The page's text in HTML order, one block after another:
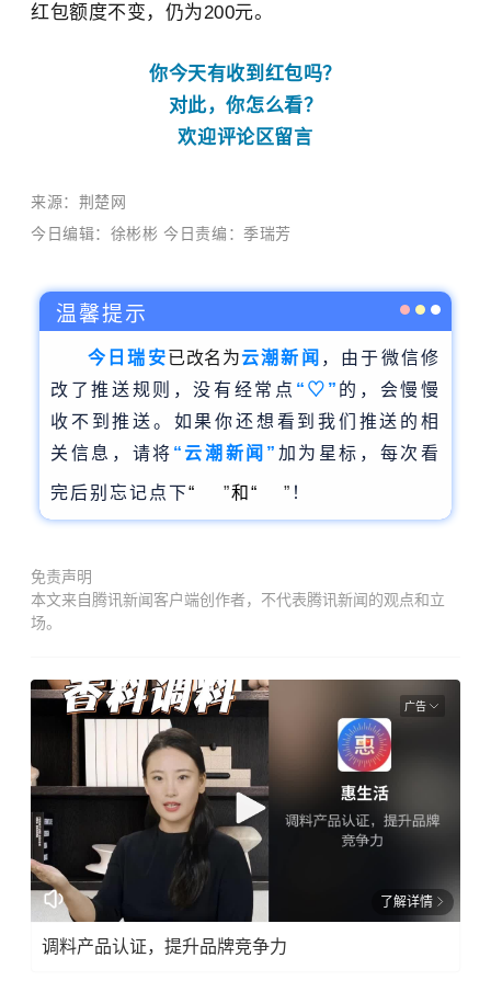
红包额度不变，仍为200元。
你今天有收到红包吗？
对此，你怎么看？
欢迎评论区留言
来源：荆楚网
今日编辑：徐彬彬 今日责编：季瑞芳
温馨提示
今日瑞安已改名为云潮新 闻 ，由于微信修
改了推送规则，没有经常点 “♡” 的，会慢慢
收不到推送。如果你还想看到我们推送的相
关信息，请将 “云潮新闻” 加为星标，每次看
完后别忘记点下“ ”和 “ ” ！
免责声明
本文来自腾讯新闻客户端创作者，不代表腾讯新闻的观点和立
场。
广告
了解详情
调料产品认证，提升品牌竞争力